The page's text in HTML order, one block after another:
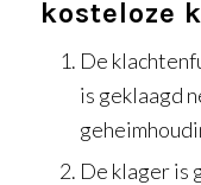
kosteloze
De
is geklaagd
De klager is